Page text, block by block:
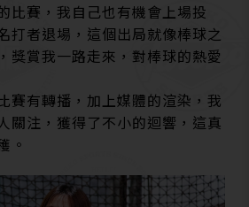
比賽，我自己也有機會上場投
打者退場，這個出局就像棒球之
獎賞我一路走來，對棒球的熱愛
賽有轉播，加上媒體的渲染，我
關注，獲得了不小的迴響，這真
。